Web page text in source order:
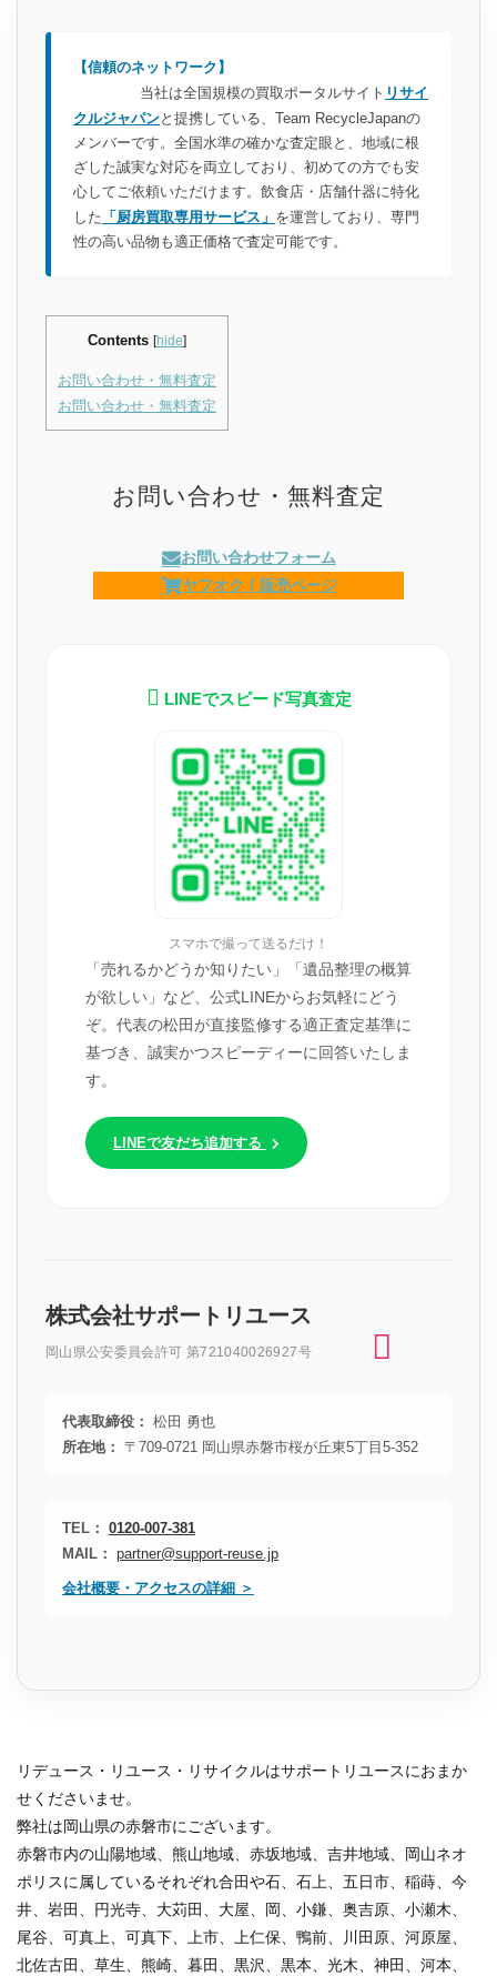
【信頼のネットワーク】
当社は全国規模の買取ポータルサイト リサイ
クルジャパンと提携している、Team RecycleJapanの
メンバーです。全国水準の確かな査定眼と、地域に根
ざした誠実な対応を両立しており、初めての方でも安
心してご依頼いただけます。飲食店・店舗什器に特化
した 「厨房買取専用サービス」 を運営しており、専門
性の高い品物も適正価格で査定可能です。
Contents [hide]
お問い合わせ・無料査定
お問い合わせ・無料査定
お問い合わせ・無料査定
お問い合わせフォーム
ヤフオク！販売ページ
LINEでスピード写真査定
スマホで撮って送るだけ！
「売れるかどうか知りたい」「遺品整理の概算
が欲しい」など、公式LINEからお気軽にどう
ぞ。代表の松田が直接監修する適正査定基準に
基づき、誠実かつスピーディーに回答いたしま
す。
LINEで友だち追加する
株式会社サポートリユース
岡山県公安委員会許可 第721040026927号
代表取締役： 松田 勇也
所在地：
〒709-0721 岡山県赤磐市桜が丘東5丁目5-352
TEL： 0120-007-381
MAIL： partner@support-reuse.jp
会社概要・アクセスの詳細 ＞
リデュース・リユース・リサイクルはサポートリユースにおまか
せくださいませ。
弊社は岡山県の赤磐市にございます。
赤磐市内の山陽地域、熊山地域、赤坂地域、吉井地域、岡山ネオ
ポリスに属しているそれぞれ合田や石、石上、五日市、稲蒔、今
井、岩田、円光寺、大苅田、大屋、岡、小鎌、奥吉原、小瀬木、
尾谷、可真上、可真下、上市、上仁保、鴨前、川田原、河原屋、
北佐古田、草生、熊崎、暮田、黒沢、黒本、光木、神田、河本、